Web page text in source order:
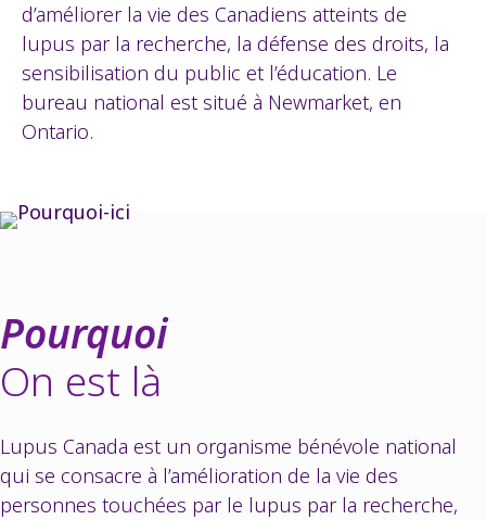
d’améliorer la vie des Canadiens atteints de
lupus par la recherche, la défense des droits, la
sensibilisation du public et l’éducation. Le
bureau national est situé à Newmarket, en
Ontario.
Pourquoi
On est là
Lupus Canada est un organisme bénévole national
qui se consacre à l’amélioration de la vie des
personnes touchées par le lupus par la recherche,